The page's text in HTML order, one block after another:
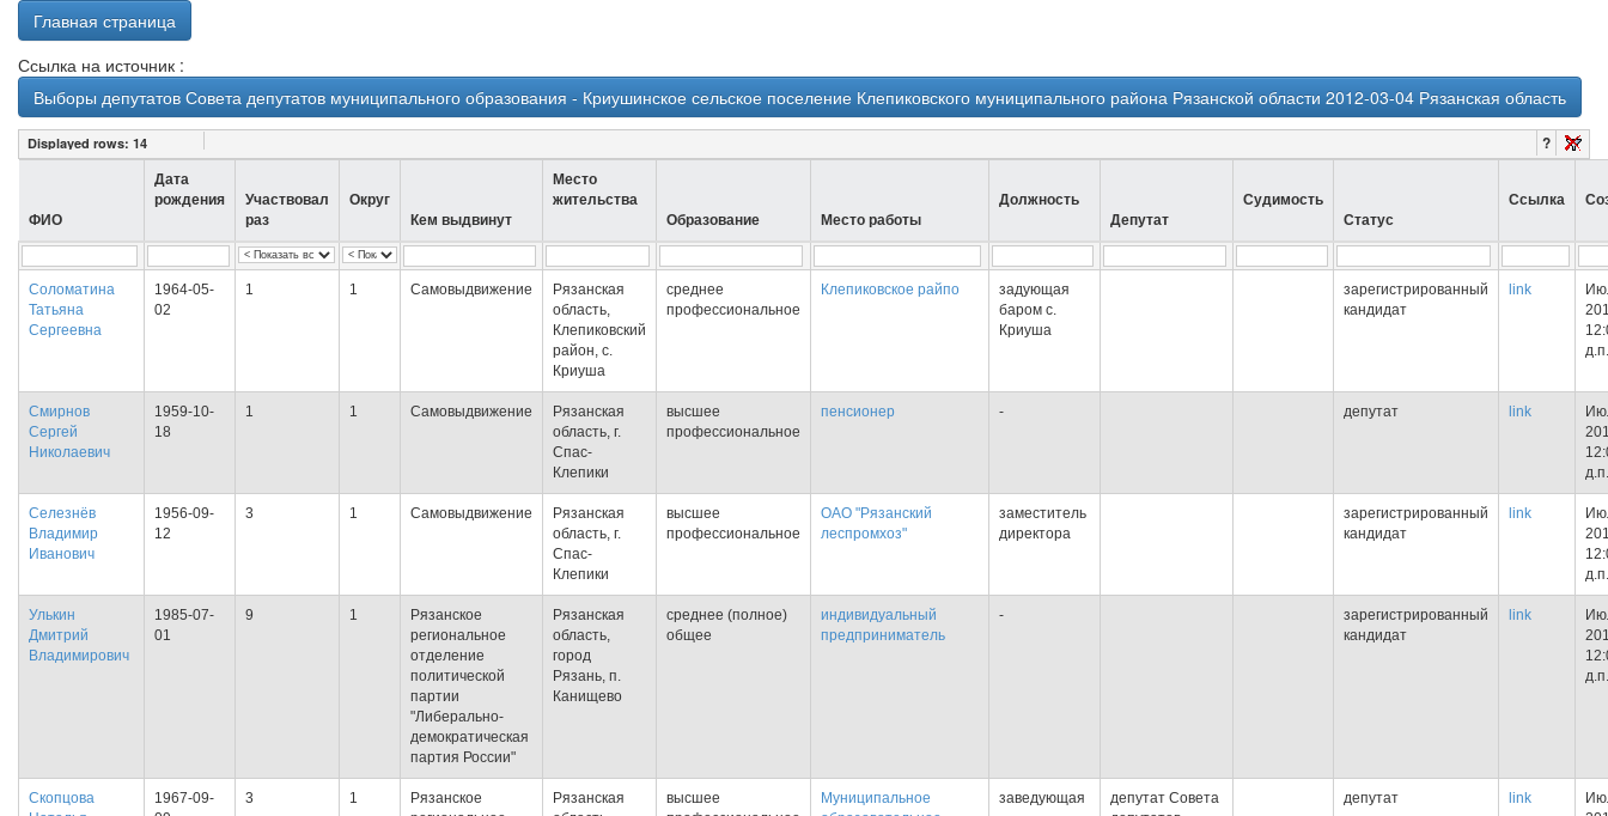
Главная страница
Ссылка на источник :
Выборы депутатов Совета депутатов муниципального образования - Криушинское сельское поселение Клепиковского муниципального района Рязанской области 2012-03-04 Рязанская область
Displayed rows: 14 ?
ФИО
Дата
рождения
Участвовал
раз
Округ
Кем выдвинут
Место
жительства
Образование
Место работы
Должность
Депутат
Судимость
Статус
Ссылка
Соломатина
Татьяна
Сергеевна
1964-05-
02
1 1 Самовыдвижение
Рязанская
область,
Клепиковский
район, с.
Криуша
среднее
профессиональное
Клепиковское райпо
задующая
баром с.
Криуша
зарегистрированный
кандидат
link
д.п.
Смирнов
Сергей
Николаевич
1959-10-
18
1 1 Самовыдвижение
Рязанская
область, г.
Спас-
Клепики
высшее
профессиональное
пенсионер - депутат link
д.п.
Селезнёв
Владимир
Иванович
1956-09-
12
3 1 Самовыдвижение
Рязанская
область, г.
Спас-
Клепики
высшее
профессиональное
ОАО "Рязанский
леспромхоз"
заместитель
директора
зарегистрированный
кандидат
link
д.п.
Улькин
Дмитрий
Владимирович
1985-07-
01
9 1
Рязанское
региональное
отделение
политической
партии
"Либерально-
демократическая
партия России"
Рязанская
область,
город
Рязань, п.
Канищево
среднее (полное)
общее
индивидуальный
предприниматель
-
зарегистрированный
кандидат
link
д.п.
Скопцова
1967-09-
3 1
Рязанское
Рязанская
высшее
Муниципальное
заведующая
депутат Совета
депутат link